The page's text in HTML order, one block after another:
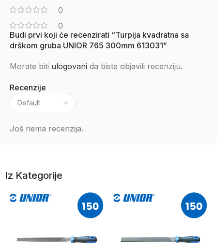
0
0
Recenzije
Još nema recenzija.
Budi prvi koji će recenzirati “Turpija kvadratna sa
drškom gruba UNIOR 765 300mm 613031”
Morate biti ulogovani da biste objavili recenziju.
Iz Kategorije